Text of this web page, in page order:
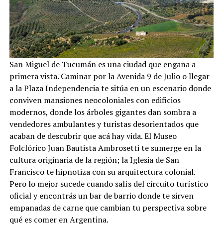
San Miguel de Tucumán es una ciudad que engaña a
primera vista. Caminar por la Avenida 9 de Julio o llegar
a la Plaza Independencia te sitúa en un escenario donde
conviven mansiones neocoloniales con edificios
modernos, donde los árboles gigantes dan sombra a
vendedores ambulantes y turistas desorientados que
acaban de descubrir que acá hay vida. El Museo
Folclórico Juan Bautista Ambrosetti te sumerge en la
cultura originaria de la región; la Iglesia de San
Francisco te hipnotiza con su arquitectura colonial.
Pero lo mejor sucede cuando salís del circuito turístico
oficial y encontrás un bar de barrio donde te sirven
empanadas de carne que cambian tu perspectiva sobre
qué es comer en Argentina.